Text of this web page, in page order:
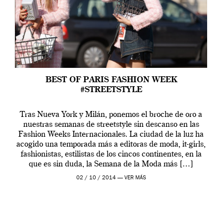
BEST OF PARIS FASHION WEEK
#STREETSTYLE
Tras Nueva York y Milán, ponemos el broche de oro a
nuestras semanas de streetstyle sin descanso en las
Fashion Weeks Internacionales. La ciudad de la luz ha
acogido una temporada más a editoras de moda, it-girls,
fashionistas, estilistas de los cincos continentes, en la
que es sin duda, la Semana de la Moda más […]
02 / 10 / 2014 — VER MÁS